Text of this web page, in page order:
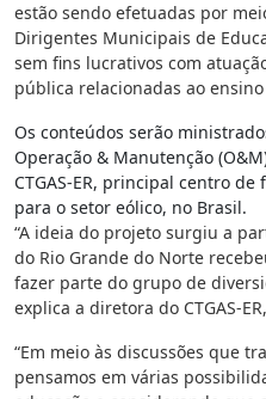
estão sendo efetuadas por
Dirigentes Municipais de
sem fins lucrativos com
pública relacionadas ao
Os conteúdos serão
Operação & Manutenção
CTGAS-ER, principal centro
para o setor eólico, no Brasil.
“A ideia do projeto surgiu a
do Rio Grande do Norte
fazer parte do grupo de
explica a diretora do CTGAS-
“Em meio às discussões que
pensamos em várias